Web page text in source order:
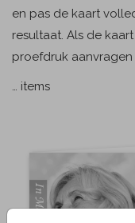
en pas de kaart
resultaat. Als de
proefdruk
… items